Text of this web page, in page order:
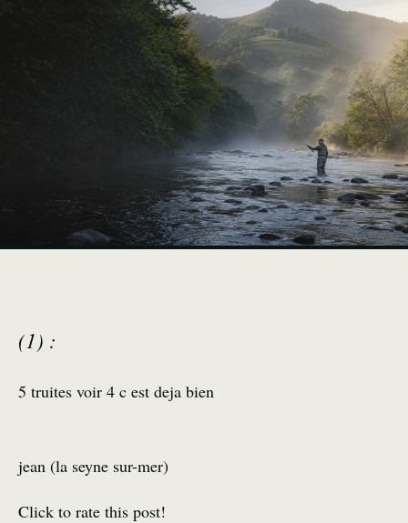
(1) :
5 truites voir 4 c est deja bien
jean (la seyne sur-mer)
Click to rate this post!